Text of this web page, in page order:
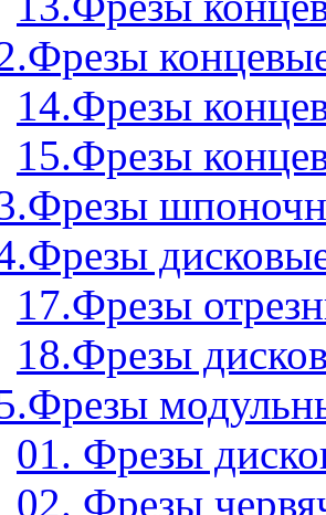
14.Фрезы
15.Фрезы
17.Фрезы
18.Фрезы
01. Фрезы
02. Фрезы